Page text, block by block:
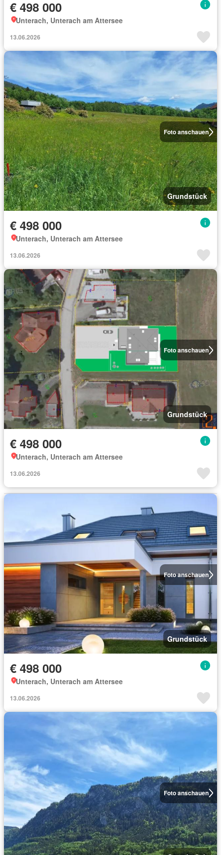
€ 498 000
Unterach, Unterach am Attersee
13.06.2026
Foto anschauen
Grundstück
€ 498 000
Unterach, Unterach am Attersee
13.06.2026
Foto anschauen
Grundstück
€ 498 000
Unterach, Unterach am Attersee
13.06.2026
Foto anschauen
Grundstück
€ 498 000
Unterach, Unterach am Attersee
13.06.2026
Foto anschauen